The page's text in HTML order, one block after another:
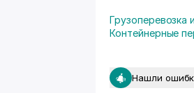
Грузоперевозка
Контейнерные
Нашли